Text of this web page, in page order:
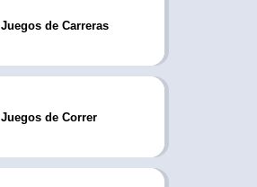
Juegos de Carreras
Juegos de Correr